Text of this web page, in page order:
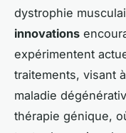
dystrophie
innovations
expérimentent
traitements, visant
maladie
thérapie génique,